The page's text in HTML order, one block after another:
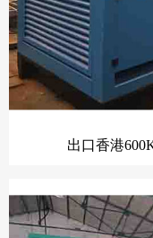
出口香港